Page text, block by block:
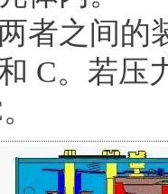
者之间的
C。若压